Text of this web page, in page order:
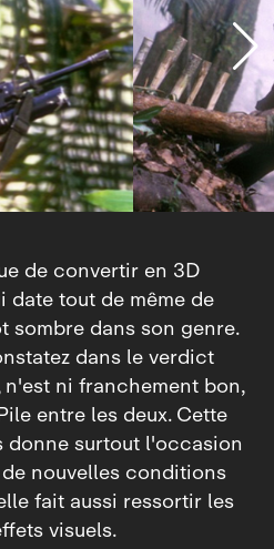
de convertir en 3D
tout de même de
sombre dans son genre.
dans le verdict
ni franchement bon,
entre les deux. Cette
donne surtout l'occasion
nouvelles conditions
fait aussi ressortir les
visuels.